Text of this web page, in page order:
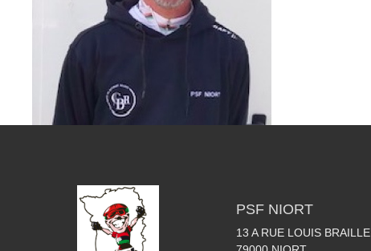
PSF NIORT
13 A RUE LOUIS BRAILLE